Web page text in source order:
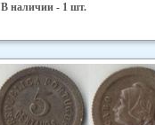
В наличии - 1 шт.